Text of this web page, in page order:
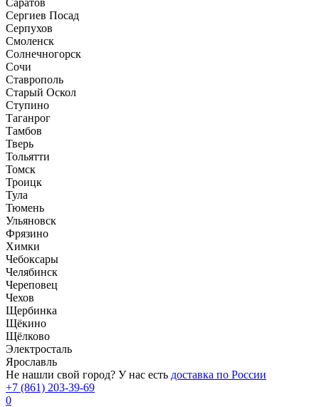
Саратов
Сергиев Посад
Серпухов
Смоленск
Солнечногорск
Сочи
Ставрополь
Старый Оскол
Ступино
Таганрог
Тамбов
Тверь
Тольятти
Томск
Троицк
Тула
Тюмень
Ульяновск
Фрязино
Химки
Чебоксары
Челябинск
Череповец
Чехов
Щербинка
Щёкино
Щёлково
Электросталь
Ярославль
Не нашли свой город? У нас есть доставка по России
+7 (861) 203-39-69
0